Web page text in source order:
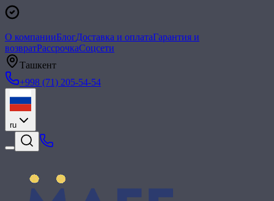
О компанииБлогДоставка и оплатаГарантия и
возвратРассрочкаСоцсети
Ташкент
+998 (71) 205-54-54
ru